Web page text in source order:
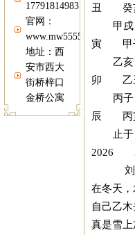
17791814983
官网：
www.mw5555.com
地址：西
安市西大
街桥梓口
金桥公寓
丑 癸
甲
寅 甲
乙
卯 乙
丙
辰 丙
止
2026
刘
在冬天
自己乙
真是雪